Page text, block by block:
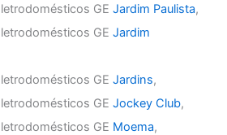
GEJardim Paulista,
GEJardim
GEJardins,
GEJockey Club,
GE Moema,